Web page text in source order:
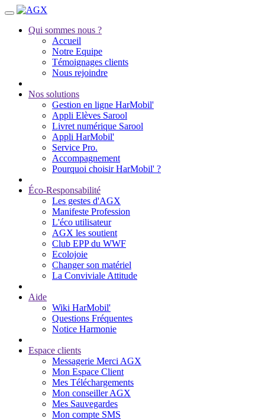
Qui sommes nous ?
Accueil
Notre Equipe
Témoignages clients
Nous rejoindre
Nos solutions
Gestion en ligne HarMobil'
Appli Elèves Sarool
Livret numérique Sarool
Appli HarMobil'
Service Pro.
Accompagnement
Pourquoi choisir HarMobil' ?
Éco-Responsabilité
Les gestes d'AGX
Manifeste Profession
L'éco utilisateur
AGX les soutient
Club EPP du WWF
Ecolojoie
Changer son matériel
La Conviviale Attitude
Aide
Wiki HarMobil'
Questions Fréquentes
Notice Harmonie
Espace clients
Messagerie Merci AGX
Mon Espace Client
Mes Téléchargements
Mon conseiller AGX
Mes Sauvegardes
Mon compte SMS